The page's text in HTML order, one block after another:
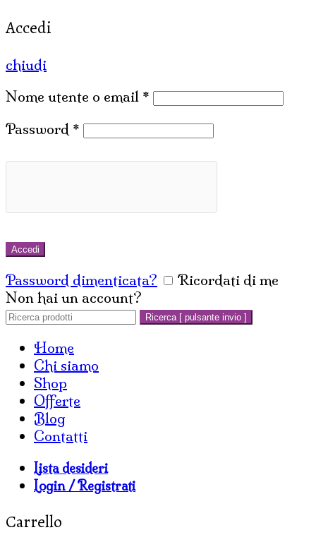
Accedi
chiudi
Nome utente o email *
Password *
Accedi
Password dimenticata?
Ricordati di me
Non hai un account?
Cerca:
Ricerca [ pulsante invio ]
Home
Chi siamo
Shop
Offerte
Blog
Contatti
Lista desideri
Login / Registrati
Carrello